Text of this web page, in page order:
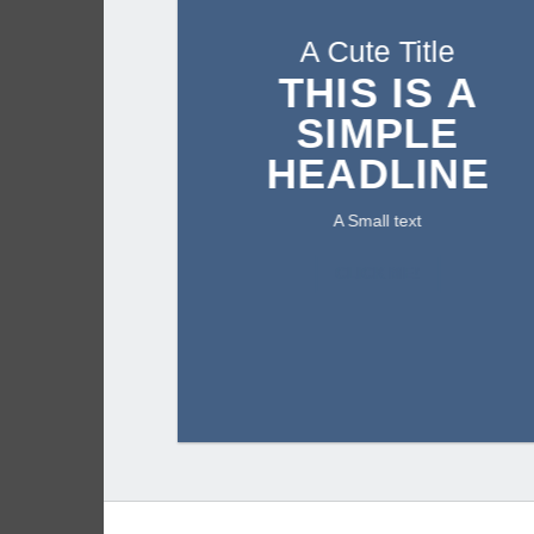
A Cute Title
THIS IS A
SIMPLE
HEADLINE
A Small text